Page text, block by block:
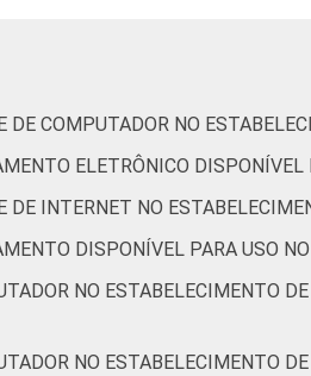
- - -
COMPUTADOR NO
ELETRÔNICO
DE INTERNET NO
DISPONÍVEL PARA USO
NO ESTABELECIMENTO
NO ESTABELECIMENTO